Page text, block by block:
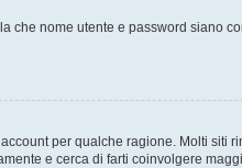
che nome utente e password siano
per qualche ragione. Molti
e cerca di farti coinvolgere